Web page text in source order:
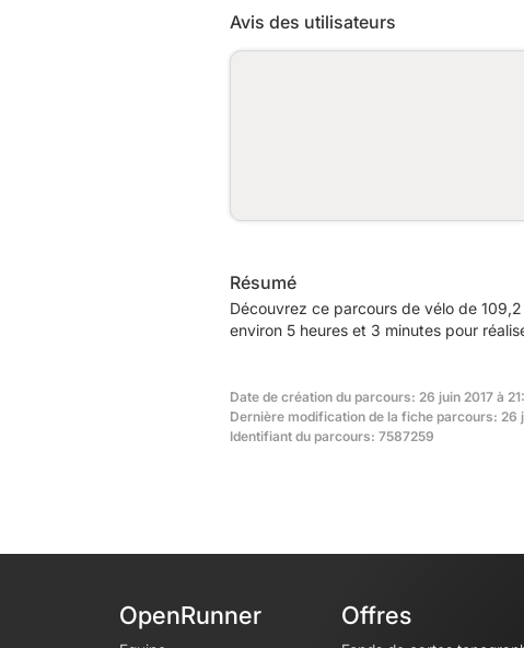
Avis des utilisateurs
Résumé
Découvrez ce parcours de vélo de
environ 5 heures et 3 minutes pour
Date de création du parcours: 26 juin 2017 à
Dernière modification de la fiche parcours: 26
Identifiant du parcours: 7587259
OpenRunner Offres